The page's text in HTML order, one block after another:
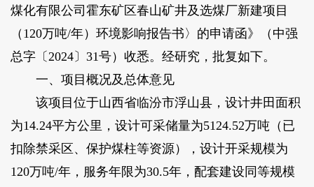
煤化有限公司霍东矿区春山矿井及选煤厂新建项目
（120万吨/年）环境影响报告书〉的申请函》（中强
总字〔2024〕31号）收悉。经研究，批复如下。
一、项目概况及总体意见
该项目位于山西省临汾市浮山县，设计井田面积
为14.24平方公里，设计可采储量为5124.52万吨（已
扣除禁采区、保护煤柱等资源），设计开采规模为
120万吨/年，服务年限为30.5年，配套建设同等规模